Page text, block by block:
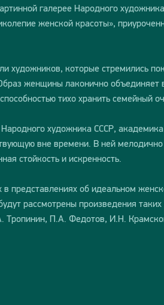
галерее Народного
женской красоты»,
художников, которые стремились
женщины лаконично объединяет
тихо хранить семейный
Народного художника СССР,
вне времени. В ней
стойкость и искренность.
представлениях об идеальном
рассмотрены произведения
Тропинин, П.А. Федотов, И.Н.